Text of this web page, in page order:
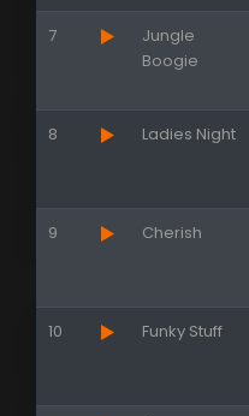
7
Jungle
Boogie
8 Ladies Night
9 Cherish
10 Funky Stuff